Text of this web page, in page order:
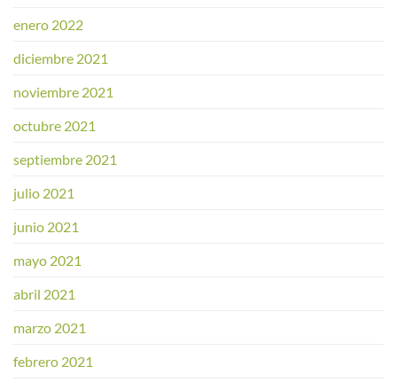
enero 2022
diciembre 2021
noviembre 2021
octubre 2021
septiembre 2021
julio 2021
junio 2021
mayo 2021
abril 2021
marzo 2021
febrero 2021